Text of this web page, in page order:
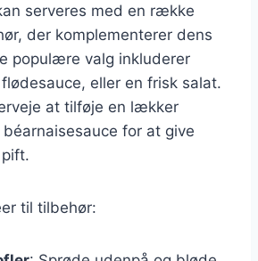
serveres med en række
der komplementerer dens
populære valg inkluderer
eller en frisk salat.
at tilføje en lækker
for at give
til tilbehør: